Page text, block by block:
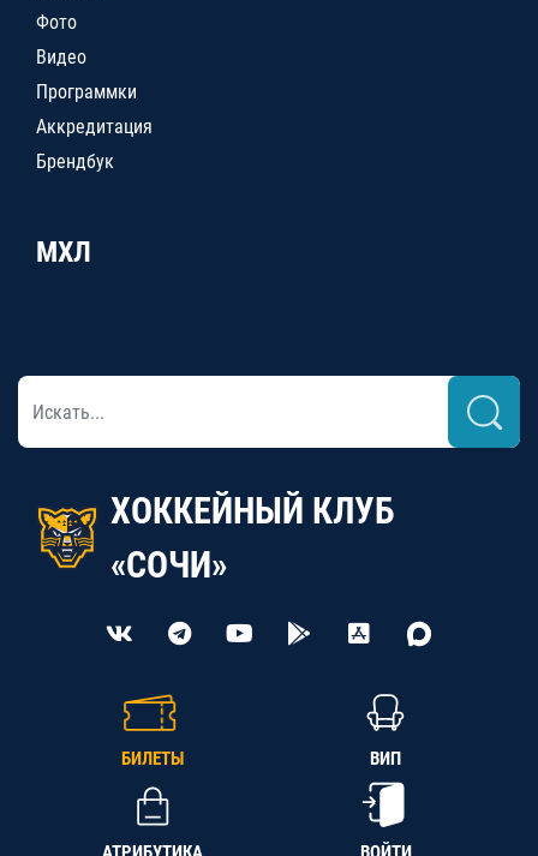
Фото
Видео
Программки
Аккредитация
Брендбук
МХЛ
ХОККЕЙНЫЙ КЛУБ
«СОЧИ»
БИЛЕТЫ ВИП